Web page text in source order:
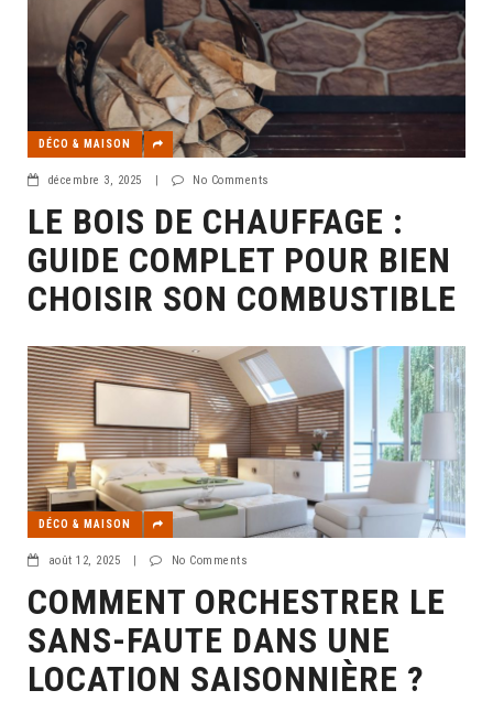
DÉCO & MAISON
décembre 3, 2025 | No Comments
LE BOIS DE CHAUFFAGE :
GUIDE COMPLET POUR BIEN
CHOISIR SON COMBUSTIBLE
DÉCO & MAISON
août 12, 2025 | No Comments
COMMENT ORCHESTRER LE
SANS-FAUTE DANS UNE
LOCATION SAISONNIÈRE ?